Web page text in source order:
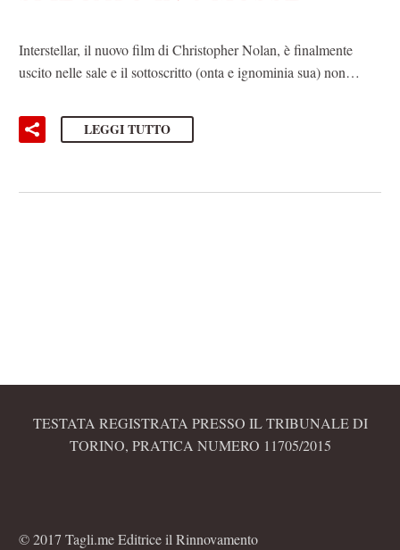
Interstellar, il nuovo film di Christopher Nolan, è finalmente
uscito nelle sale e il sottoscritto (onta e ignominia sua) non…
LEGGI TUTTO
TESTATA REGISTRATA PRESSO IL TRIBUNALE DI
TORINO, PRATICA NUMERO 11705/2015
© 2017 Tagli.me Editrice il Rinnovamento